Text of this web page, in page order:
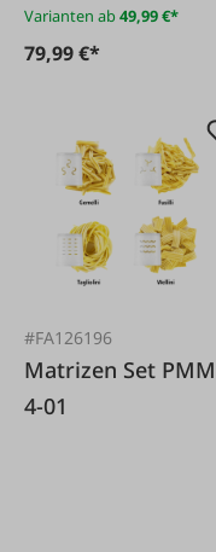
Varianten ab49,99 €*
79,99 €*
#FA126196
Matrizen Set PMM
4-01